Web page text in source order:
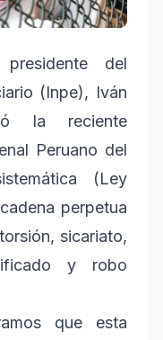
del
(Inpe), Iván
la reciente
Peruano del
(Ley
perpetua
sicariato,
y robo
que esta